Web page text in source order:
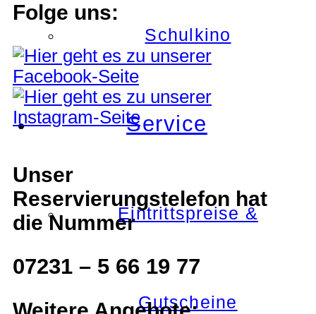
Schulkino
Service
Eintrittspreise &
Gutscheine
Folge uns:
Unser
Reservierungstelefon hat
die Nummer
07231 – 5 66 19 77